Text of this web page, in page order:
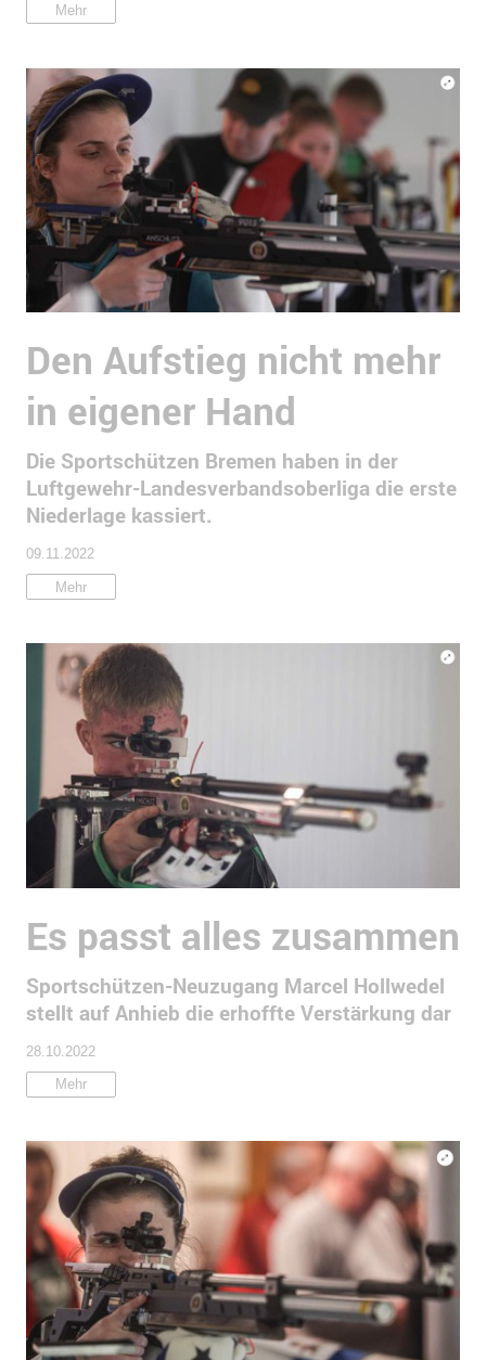
Mehr
Den Aufstieg nicht mehr
in eigener Hand
Die Sportschützen Bremen haben in der
Luftgewehr-Landesverbandsoberliga die erste
Niederlage kassiert.
09.11.2022
Mehr
Es passt alles zusammen
Sportschützen-Neuzugang Marcel Hollwedel
stellt auf Anhieb die erhoffte Verstärkung dar
28.10.2022
Mehr